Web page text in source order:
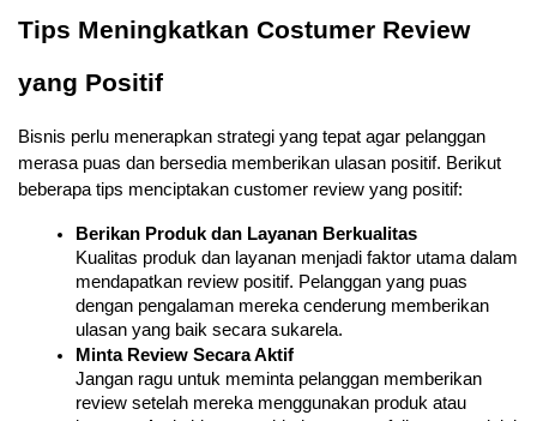
Tips Meningkatkan Costumer Review
yang Positif
Bisnis perlu menerapkan strategi yang tepat agar pelanggan
merasa puas dan bersedia memberikan ulasan positif. Berikut
beberapa tips menciptakan customer review yang positif:
Berikan Produk dan Layanan Berkualitas
Kualitas produk dan layanan menjadi faktor utama dalam
mendapatkan review positif. Pelanggan yang puas
dengan pengalaman mereka cenderung memberikan
ulasan yang baik secara sukarela.
Minta Review Secara Aktif
Jangan ragu untuk meminta pelanggan memberikan
review setelah mereka menggunakan produk atau